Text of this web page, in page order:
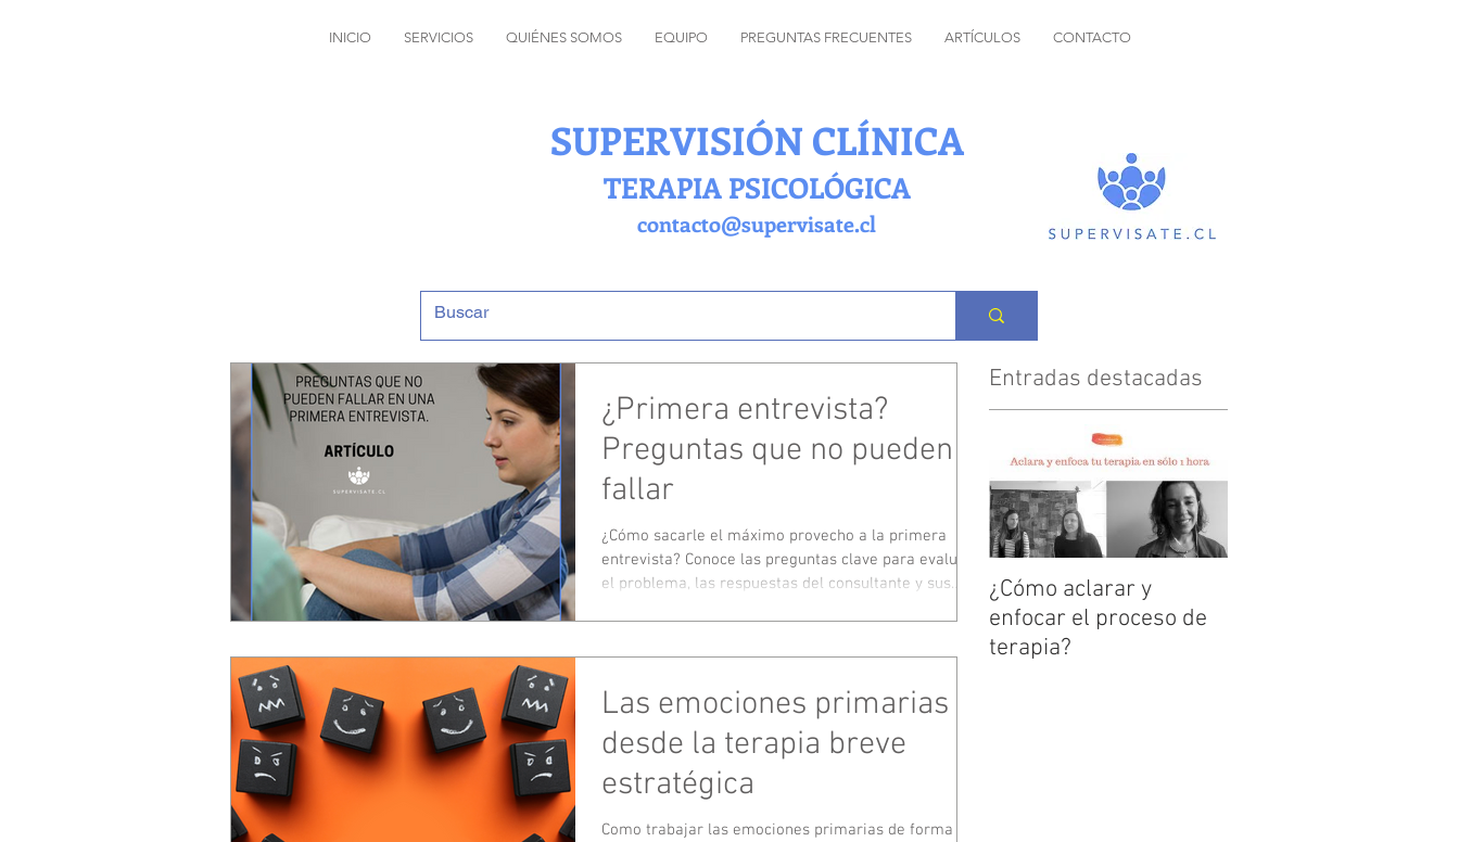
INICIO SERVICIOS QUIÉNES SOMOS EQUIPO PREGUNTAS FRECUENTES ARTÍCULOS CONTACTO
SUPERVISIÓN CLÍNICA
TERAPIA PSICOLÓGICA
contacto@supervisate.cl
¿Primera entrevista?
Preguntas que no pueden
fallar
¿Cómo sacarle el máximo provecho a la primera
entrevista? Conoce las preguntas clave para evaluar
el problema, las respuestas del consultante y sus
desde el primer encuentro.
Las emociones primarias
desde la terapia breve
estratégica
Como trabajar las emociones primarias de forma
Entradas destacadas
¿Cómo aclarar y
enfocar el proceso de
terapia?